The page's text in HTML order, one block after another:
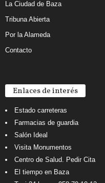
La Ciudad de Baza
Tribuna Abierta
Por la Alameda
Contacto
Enlaces de interés
Estado carreteras
Farmacias de guardia
Salón Ideal
Visita Monumentos
Centro de Salud. Pedir Cita
El tiempo en Baza